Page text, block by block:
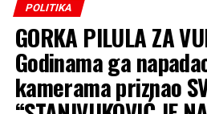
Iz PSS-a oštro osuđuju ovaj čin,
čistom političkom revanšizmu i
građana koji traže rasterećenje i
“Uglavnom,
POLITIKA
GORKA PILULA ZA
Godinama ga
kamerama priznao